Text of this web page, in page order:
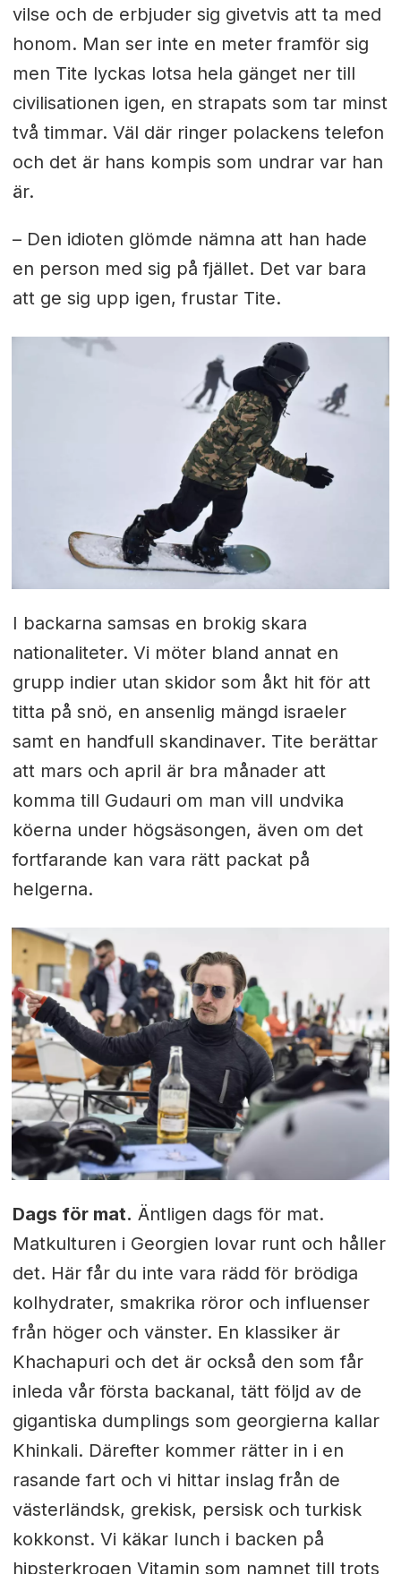
vilse och de erbjuder sig givetvis att ta med
honom. Man ser inte en meter framför sig
men Tite lyckas lotsa hela gänget ner till
civilisationen igen, en strapats som tar minst
två timmar. Väl där ringer polackens telefon
och det är hans kompis som undrar var han
är.
– Den idioten glömde nämna att han hade
en person med sig på fjället. Det var bara
att ge sig upp igen, frustar Tite.
I backarna samsas en brokig skara
nationaliteter. Vi möter bland annat en
grupp indier utan skidor som åkt hit för att
titta på snö, en ansenlig mängd israeler
samt en handfull skandinaver. Tite berättar
att mars och april är bra månader att
komma till Gudauri om man vill undvika
köerna under högsäsongen, även om det
fortfarande kan vara rätt packat på
helgerna.
Dags för mat. Äntligen dags för mat.
Matkulturen i Georgien lovar runt och håller
det. Här får du inte vara rädd för brödiga
kolhydrater, smakrika röror och influenser
från höger och vänster. En klassiker är
Khachapuri och det är också den som får
inleda vår första backanal, tätt följd av de
gigantiska dumplings som georgierna kallar
Khinkali. Därefter kommer rätter in i en
rasande fart och vi hittar inslag från de
västerländsk, grekisk, persisk och turkisk
kokkonst. Vi käkar lunch i backen på
hipsterkrogen Vitamin som namnet till trots